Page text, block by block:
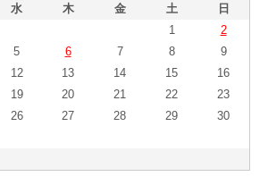
水 木 金 土 日
1
2
5 6 7 8
9
12 13 14 15
16
19 20 21 22
23
26 27 28 29
30